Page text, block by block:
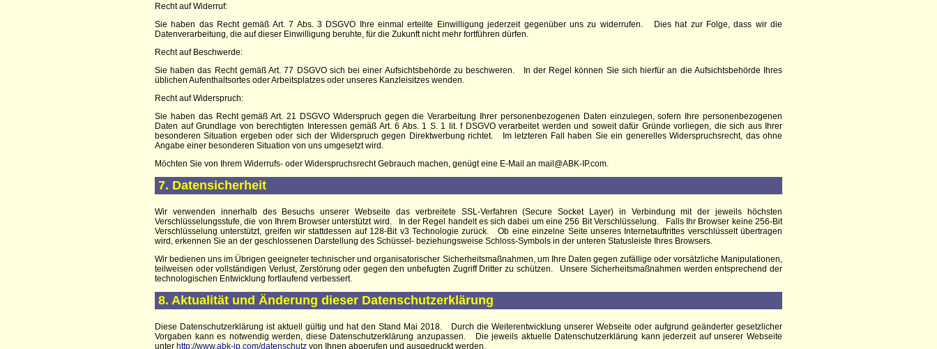
Recht auf Widerruf:
Sie haben das Recht gemäß Art. 7 Abs. 3 DSGVO Ihre einmal erteilte Einwilligung jederzeit gegenüber uns zu widerrufen. Dies hat zur Folge, dass wir die
Datenverarbeitung, die auf dieser Einwilligung beruhte, für die Zukunft nicht mehr fortführen dürfen.
Recht auf Beschwerde:
Sie haben das Recht gemäß Art. 77 DSGVO sich bei einer Aufsichtsbehörde zu beschweren. In der Regel können Sie sich hierfür an die Aufsichtsbehörde Ihres
üblichen Aufenthaltsortes oder Arbeitsplatzes oder unseres Kanzleisitzes wenden.
Recht auf Widerspruch:
Sie haben das Recht gemäß Art. 21 DSGVO Widerspruch gegen die Verarbeitung Ihrer personenbezogenen Daten einzulegen, sofern Ihre personenbezogenen
Daten auf Grundlage von berechtigten Interessen gemäß Art. 6 Abs. 1 S. 1 lit. f DSGVO verarbeitet werden und soweit dafür Gründe vorliegen, die sich aus Ihrer
besonderen Situation ergeben oder sich der Widerspruch gegen Direktwerbung richtet. Im letzteren Fall haben Sie ein generelles Widerspruchsrecht, das ohne
Angabe einer besonderen Situation von uns umgesetzt wird.
Möchten Sie von Ihrem Widerrufs- oder Widerspruchsrecht Gebrauch machen, genügt eine E-Mail an mail@ABK-IP.com.
7. Datensicherheit
Wir verwenden innerhalb des Besuchs unserer Webseite das verbreitete SSL-Verfahren (Secure Socket Layer) in Verbindung mit der jeweils höchsten
Verschlüsselungsstufe, die von Ihrem Browser unterstützt wird. In der Regel handelt es sich dabei um eine 256 Bit Verschlüsselung. Falls Ihr Browser keine 256-Bit
Verschlüsselung unterstützt, greifen wir stattdessen auf 128-Bit v3 Technologie zurück. Ob eine einzelne Seite unseres Internetauftrittes verschlüsselt übertragen
wird, erkennen Sie an der geschlossenen Darstellung des Schüssel- beziehungsweise Schloss-Symbols in der unteren Statusleiste Ihres Browsers.
Wir bedienen uns im Übrigen geeigneter technischer und organisatorischer Sicherheitsmaßnahmen, um Ihre Daten gegen zufällige oder vorsätzliche Manipulationen,
teilweisen oder vollständigen Verlust, Zerstörung oder gegen den unbefugten Zugriff Dritter zu schützen. Unsere Sicherheitsmaßnahmen werden entsprechend der
technologischen Entwicklung fortlaufend verbessert.
8. Aktualität und Änderung dieser Datenschutzerklärung
Diese Datenschutzerklärung ist aktuell gültig und hat den Stand Mai 2018. Durch die Weiterentwicklung unserer Webseite oder aufgrund geänderter gesetzlicher
Vorgaben kann es notwendig werden, diese Datenschutzerklärung anzupassen. Die jeweils aktuelle Datenschutzerklärung kann jederzeit auf unserer Webseite
unter http://www.abk-ip.com/datenschutz von Ihnen abgerufen und ausgedruckt werden.